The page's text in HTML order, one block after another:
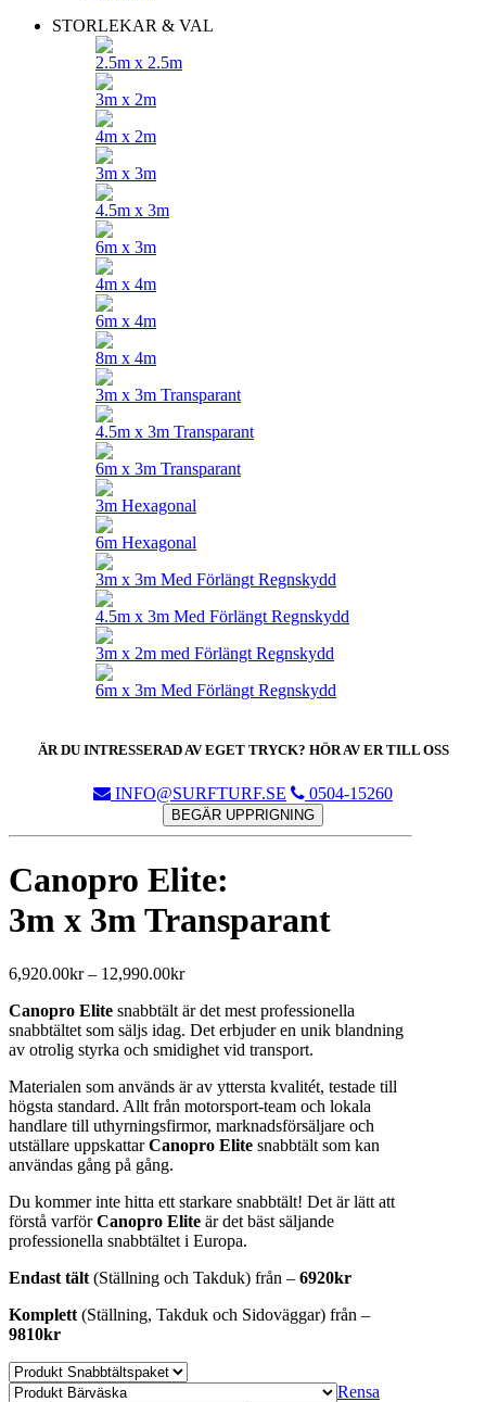
STORLEKAR & VAL
2.5m x 2.5m
3m x 2m
4m x 2m
3m x 3m
4.5m x 3m
6m x 3m
4m x 4m
6m x 4m
8m x 4m
3m x 3m Transparant
4.5m x 3m Transparant
6m x 3m Transparant
3m Hexagonal
6m Hexagonal
3m x 3m Med Förlängt Regnskydd
4.5m x 3m Med Förlängt Regnskydd
3m x 2m med Förlängt Regnskydd
6m x 3m Med Förlängt Regnskydd
ÄR DU INTRESSERAD AV EGET TRYCK? HÖR AV ER TILL OSS
INFO@SURFTURF.SE 0504-15260
BEGÄR UPPRIGNING
Canopro Elite:
3m x 3m Transparant
6,920.00kr– 12,990.00kr
Canopro Elite snabbtält är det mest professionella
snabbtältet som säljs idag. Det erbjuder en unik blandning
av otrolig styrka och smidighet vid transport.
Materialen som används är av yttersta kvalitét, testade till
högsta standard. Allt från motorsport-team och lokala
handlare till uthyrningsfirmor, marknadsförsäljare och
utställare uppskattarCanopro Elite snabbtält som kan
användas gång på gång.
Du kommer inte hitta ett starkare snabbtält! Det är lätt att
förstå varförCanopro Elite är det bäst säljande
professionella snabbtältet i Europa.
Endast tält (Ställning och Takduk) från – 6920kr
Komplett (Ställning, Takduk och Sidoväggar) från –
9810kr
Rensa